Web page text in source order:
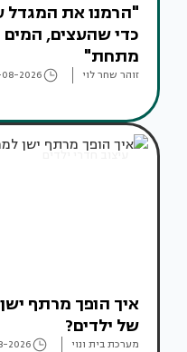
"הרמנו את המגדל
כדי שהעצים, המים
מתחת"
זוהר שחר לוי 2026
עיצוב חדרי ילדים
איך הופך מרתף
של ילדים?
מערכת בית ונוי 2026